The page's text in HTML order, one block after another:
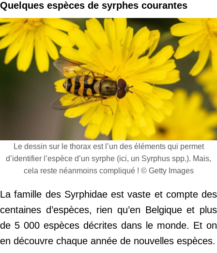
Quelques espèces de syrphes courantes
Le dessin sur le thorax est l’un des éléments qui permet
d’identifier l’espèce d’un syrphe (ici, un Syrphus spp.). Mais,
cela reste néanmoins compliqué ! © Getty Images
La famille des Syrphidae est vaste et compte des
centaines d’espèces, rien qu’en Belgique et plus
de 5 000 espèces décrites dans le monde. Et on
en découvre chaque année de nouvelles espèces.